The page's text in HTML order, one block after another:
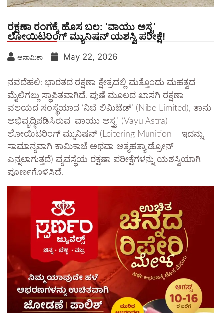
ರಕ್ಷಣಾ ರಂಗಕ್ಕೆ ಹೊಸ ಬಲ: ‘ವಾಯು ಅಸ್ತ್ರ’
ಲೋಯಿಟರಿಂಗ್ ಮ್ಯುನಿಷನ್ ಯಶಸ್ವಿ ಪರೀಕ್ಷೆ!
ಅನಾಮಿಕಾ May 22, 2026
​ನವದೆಹಲಿ: ಭಾರತದ ರಕ್ಷಣಾ ಕ್ಷೇತ್ರದಲ್ಲಿ ಮತ್ತೊಂದು ಮಹತ್ವದ
ಮೈಲಿಗಲ್ಲು ಸ್ಥಾಪಿತವಾಗಿದೆ. ಪುಣೆ ಮೂಲದ ಖಾಸಗಿ ರಕ್ಷಣಾ
ವಲಯದ ಸಂಸ್ಥೆಯಾದ ‘ನಿಬೆ ಲಿಮಿಟೆಡ್’ (Nibe Limited), ತಾನು
ಅಭಿವೃದ್ಧಿಪಡಿಸಿರುವ ‘ವಾಯು ಅಸ್ತ್ರ’ (Vayu Astra)
ಲೋಯಿಟರಿಂಗ್ ಮ್ಯುನಿಷನ್ (Loitering Munition – ಇದನ್ನು
ಸಾಮಾನ್ಯವಾಗಿ ಕಾಮಿಕಾಜೆ ಅಥವಾ ಆತ್ಮಹತ್ಯಾ ಡ್ರೋನ್
ಎನ್ನಲಾಗುತ್ತದೆ) ವ್ಯವಸ್ಥೆಯ ರಕ್ಷಣಾ ಪರೀಕ್ಷೆಗಳನ್ನು ಯಶಸ್ವಿಯಾಗಿ
ಪೂರ್ಣಗೊಳಿಸಿದೆ.